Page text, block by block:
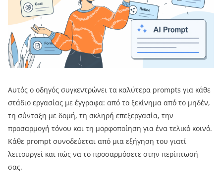
Αυτός ο οδηγός συγκεντρώνει τα καλύτερα prompts για κάθε
στάδιο εργασίας με έγγραφα: από το ξεκίνημα από το μηδέν,
τη σύνταξη με δομή, τη σκληρή επεξεργασία, την
προσαρμογή τόνου και τη μορφοποίηση για ένα τελικό κοινό.
Κάθε prompt συνοδεύεται από μια εξήγηση του γιατί
λειτουργεί και πώς να το προσαρμόσετε στην περίπτωσή
σας.